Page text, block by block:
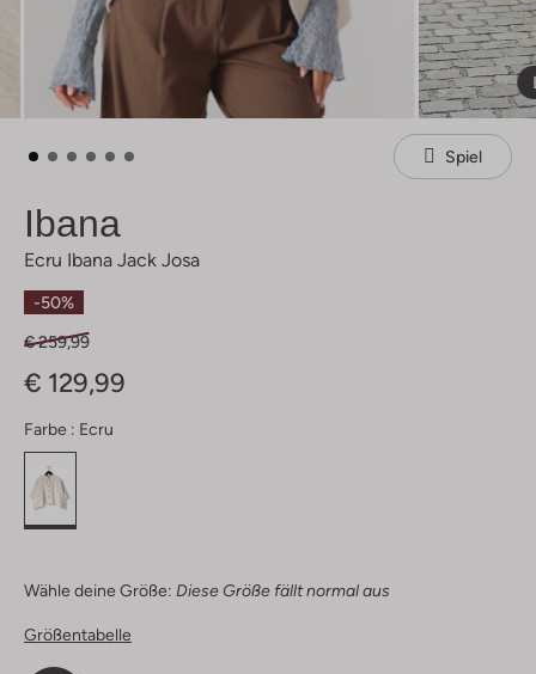
Spiel
Ibana
Ecru Ibana Jack Josa
-50%
€ 259,99
€ 129,99
Farbe : Ecru
Wähle deine Größe: Diese Größe fällt normal aus
Größentabelle